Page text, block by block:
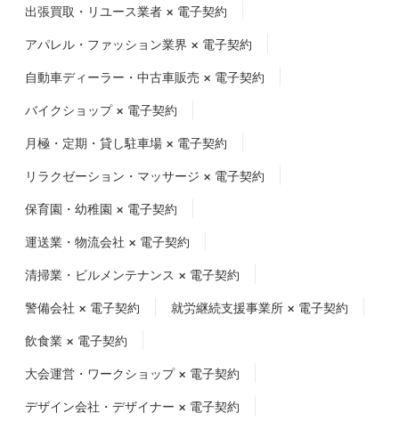
出張買取・リユース業者 × 電子契約
アパレル・ファッション業界 × 電子契約
自動車ディーラー・中古車販売 × 電子契約
バイクショップ × 電子契約
月極・定期・貸し駐車場 × 電子契約
リラクゼーション・マッサージ × 電子契約
保育園・幼稚園 × 電子契約
運送業・物流会社 × 電子契約
清掃業・ビルメンテナンス × 電子契約
警備会社 × 電子契約 就労継続支援事業所 × 電子契約
飲食業 × 電子契約
大会運営・ワークショップ × 電子契約
デザイン会社・デザイナー × 電子契約